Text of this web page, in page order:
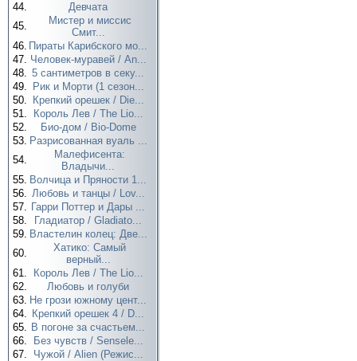
44.
Девчата
45.
Мистер и миссис
Смит...
46. Пираты Карибского мо...
47. Человек-муравей / An...
48. 5 сантиметров в секу...
49.
Рик и Морти (1 сезон...
50.
Крепкий орешек / Die...
51.
Король Лев / The Lio...
52.
Био-дом / Bio-Dome
53. Разрисованная вуаль ...
54.
Малефисента:
Владычи...
55. Волчица и Пряности 1...
56. Любовь и танцы / Lov...
57. Гарри Поттер и Дары ...
58.
Гладиатор / Gladiato...
59. Властелин колец: Две...
60.
Хатико: Самый
верный...
61.
Король Лев / The Lio...
62.
Любовь и голуби
63. Не грози южному цент...
64. Крепкий орешек 4 / D...
65. В погоне за счастьем...
66.
Без чувств / Sensele...
67.
Чужой / Alien (Режис...